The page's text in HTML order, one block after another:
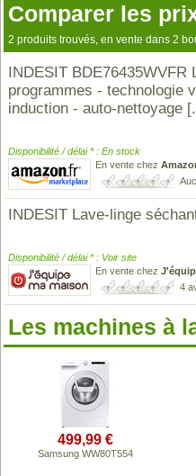
Comparer les
2 produits trouvés, en vente dans 2
INDESIT
programmes - technologie
induction - auto-nettoyage
Disponibilité / délai * : En stock
En vente chez
INDESIT Lave-linge
Disponibilité / délai * : Voir site
En vente chez
4
Les machines à
499,99 €
Samsung WW80T554